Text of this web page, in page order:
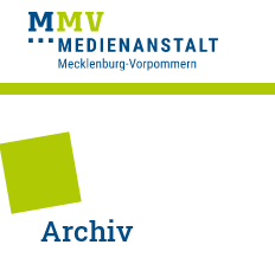
Archiv